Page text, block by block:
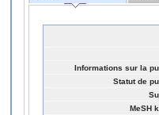
Informations sur la
Statut de
MeSH